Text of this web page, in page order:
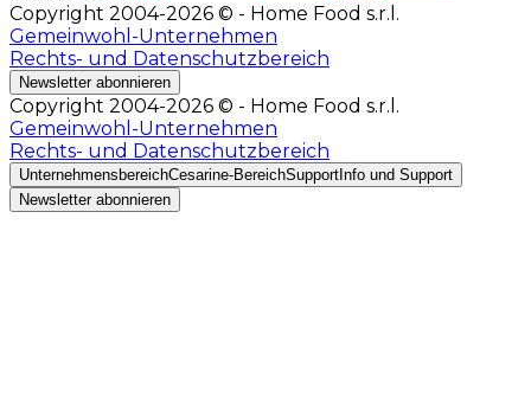
Copyright 2004-2026 © - Home Food s.r.l.
Gemeinwohl-Unternehmen
Rechts- und Datenschutzbereich
Newsletter abonnieren
Copyright 2004-2026 © - Home Food s.r.l.
Gemeinwohl-Unternehmen
Rechts- und Datenschutzbereich
UnternehmensbereichCesarine-BereichSupport Info und Support
Newsletter abonnieren